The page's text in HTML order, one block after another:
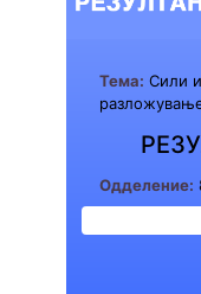
Тема: Сили
Одделение: